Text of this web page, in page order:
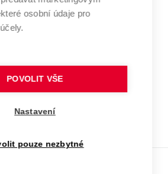
fondů
www.vut.cz
vut@vutbr.cz
osobní údaje pro
POVOLIT VŠE
Nastavení
pouze nezbytné